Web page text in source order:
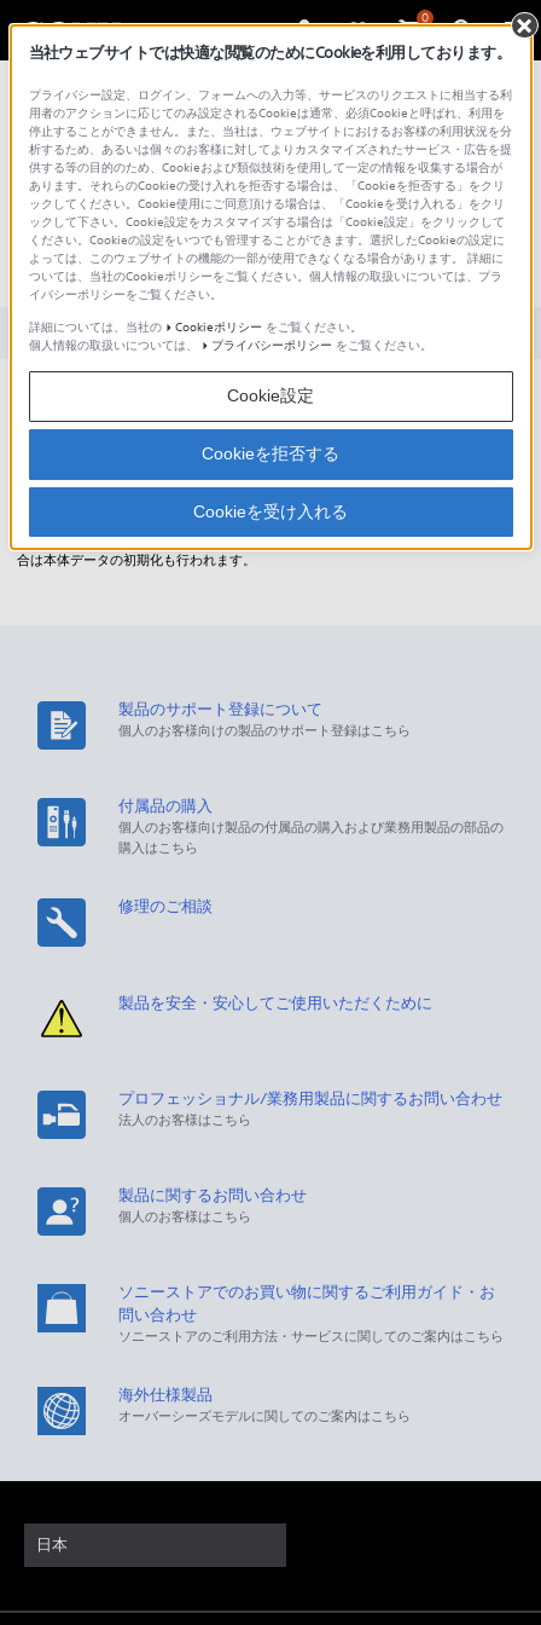
0
総合サポート・お問い合わせ
文書番号 : SH000162165 / 最終更新日 : 2025/03/11
画面ロックの「ロックNo.」、「パスワ
ード」を忘れてしまいました。
対象製品カテゴリー・製品
店舗でのPIN初期化を行っていただく形になりますが、店舗でPIN初期化を行った場
合は本体データの初期化も行われます。
製品のサポート登録について
個人のお客様向けの製品のサポート登録はこちら
付属品の購入
個人のお客様向け製品の付属品の購入および業務用製品の部品の
購入はこちら
修理のご相談
製品を安全・安心してご使用いただくために
プロフェッショナル/業務用製品に関するお問い合わせ
法人のお客様はこちら
製品に関するお問い合わせ
個人のお客様はこちら
ソニーストアでのお買い物に関するご利用ガイド・お
問い合わせ
ソニーストアのご利用方法・サービスに関してのご案内はこちら
海外仕様製品
オーバーシーズモデルに関してのご案内はこちら
日本
当社ウェブサイトでは快適な閲覧のためにCookieを利用しております。
プライバシー設定、ログイン、フォームへの入力等、サービスのリクエストに相当する利
用者のアクションに応じてのみ設定されるCookieは通常、必須Cookieと呼ばれ、利用を
停止することができません。また、当社は、ウェブサイトにおけるお客様の利用状況を分
析するため、あるいは個々のお客様に対してよりカスタマイズされたサービス・広告を提
供する等の目的のため、Cookieおよび類似技術を使用して一定の情報を収集する場合が
あります。それらのCookieの受け入れを拒否する場合は、「Cookieを拒否する」をクリ
ックしてください。Cookie使用にご同意頂ける場合は、「Cookieを受け入れる」をクリ
ックして下さい。Cookie設定をカスタマイズする場合は「Cookie設定」をクリックして
ください。Cookieの設定をいつでも管理することができます。選択したCookieの設定に
よっては、このウェブサイトの機能の一部が使用できなくなる場合があります。 詳細に
ついては、当社のCookieポリシーをご覧ください。個人情報の取扱いについては、プラ
イバシーポリシーをご覧ください。
詳細については、当社の
Cookieポリシー をご覧ください。
個人情報の取扱いについては、
プライバシーポリシー をご覧ください。
Cookie設定
Cookieを拒否する
Cookieを受け入れる